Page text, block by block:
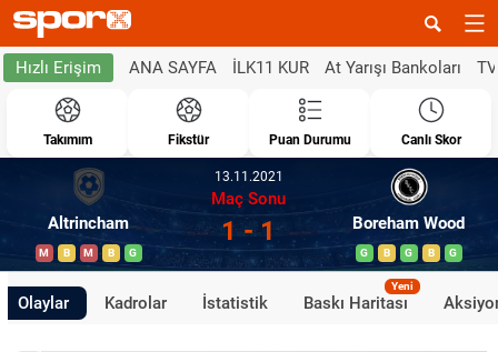
Hızlı Erişim ANA SAYFA İLK11 KUR At Yarışı Bankoları
Takımım Fikstür Puan Durumu Canlı Skor
Altrincham
M B M B G
13.11.2021
Maç Sonu
1 - 1 Boreham Wood
G B G B G
Olaylar Kadrolar İstatistik Baskı Haritası
Yeni